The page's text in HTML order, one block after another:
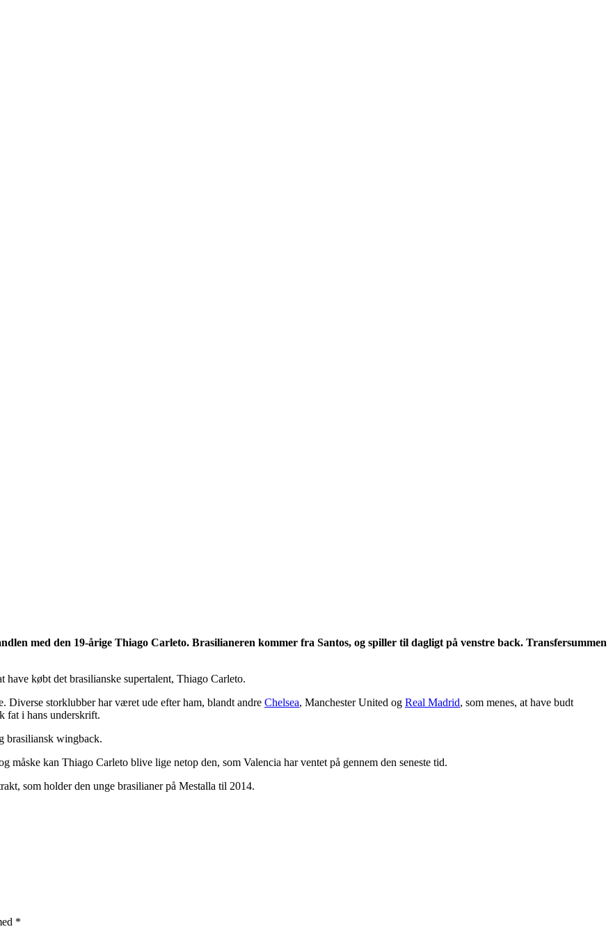
med den 19-årige Thiago Carleto. Brasilianeren kommer fra Santos, og spiller til dagligt på venstre back. Transfersummen
købt det brasilianske supertalent, Thiago Carleto.
Diverse storklubber har været ude efter ham, blandt andre Chelsea, Manchester United og Real Madrid, som menes, at have budt
fat i hans underskrift.
brasiliansk wingback.
måske kan Thiago Carleto blive lige netop den, som Valencia har ventet på gennem den seneste tid.
som holder den unge brasilianer på Mestalla til 2014.
*